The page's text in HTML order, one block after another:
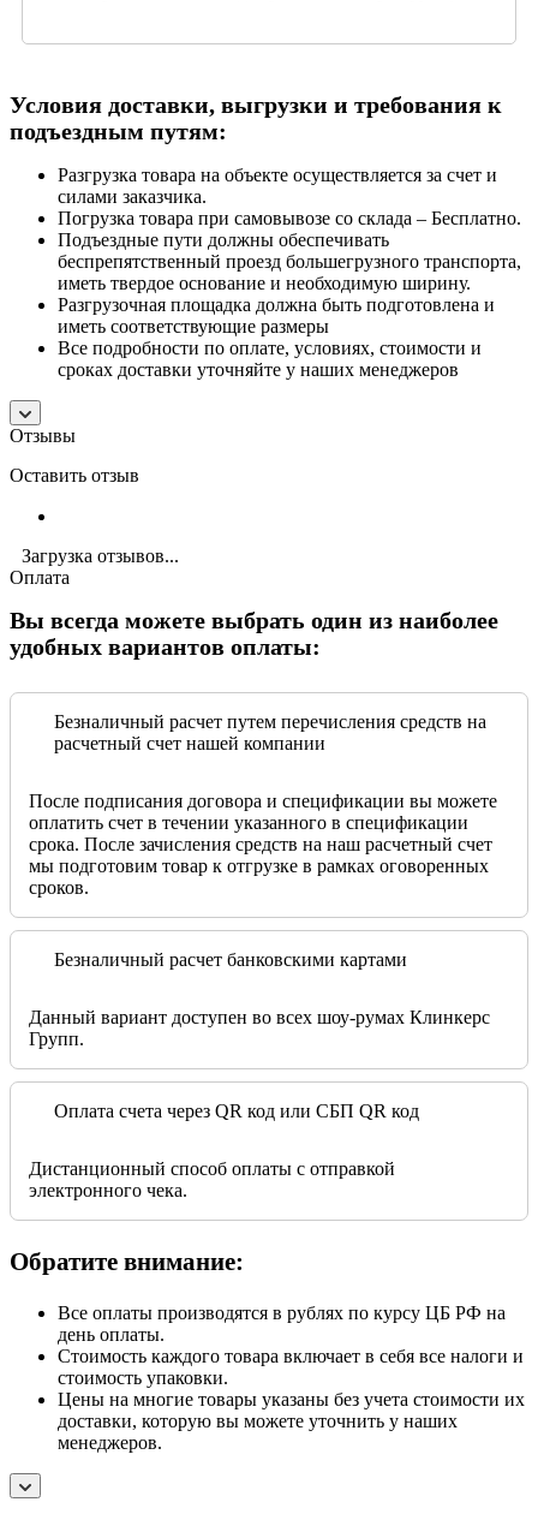
Условия доставки, выгрузки и требования к
подъездным путям:
Разгрузка товара на объекте осуществляется за счет и
силами заказчика.
Погрузка товара при самовывозе со склада – Бесплатно.
Подъездные пути должны обеспечивать
беспрепятственный проезд большегрузного транспорта,
иметь твердое основание и необходимую ширину.
Разгрузочная площадка должна быть подготовлена и
иметь соответствующие размеры
Все подробности по оплате, условиях, стоимости и
сроках доставки уточняйте у наших менеджеров
Отзывы
Оставить отзыв
Загрузка отзывов...
Оплата
Вы всегда можете выбрать один из наиболее
удобных вариантов оплаты:
Безналичный расчет путем перечисления средств на
расчетный счет нашей компании
После подписания договора и спецификации вы можете
оплатить счет в течении указанного в спецификации
срока. После зачисления средств на наш расчетный счет
мы подготовим товар к отгрузке в рамках оговоренных
сроков.
Безналичный расчет банковскими картами
Данный вариант доступен во всех шоу-румах Клинкерс
Групп.
Оплата счета через QR код или СБП QR код
Дистанционный способ оплаты с отправкой
электронного чека.
Обратите внимание:
Все оплаты производятся в рублях по курсу ЦБ РФ на
день оплаты.
Стоимость каждого товара включает в себя все налоги и
стоимость упаковки.
Цены на многие товары указаны без учета стоимости их
доставки, которую вы можете уточнить у наших
менеджеров.